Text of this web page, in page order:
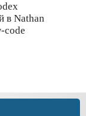
в Nathan
code